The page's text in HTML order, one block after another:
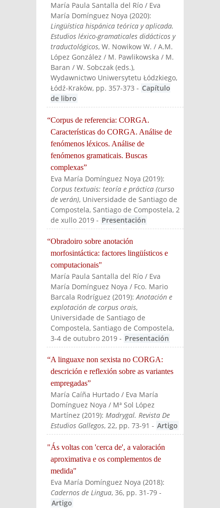
María Paula Santalla del Río / Eva
María Domínguez Noya (2020):
Lingüística hispánica teórica y aplicada.
Estudios léxico-gramaticales didácticos y
traductológicos, W. Nowikow W. / A.M.
López González / M. Pawlikowska / M.
Baran / W. Sobczak (eds.),
Wydawnictwo Uniwersytetu Łódzkiego,
Łódź-Kraków, pp. 357-373 - Capítulo
de libro
“Corpus de referencia: CORGA.
Características do CORGA. Análise de
fenómenos léxicos. Análise de
fenómenos gramaticais. Buscas
complexas”
Eva María Domínguez Noya (2019):
Corpus textuais: teoría e práctica (curso
de verán), Universidade de Santiago de
Compostela, Santiago de Compostela, 2
de xullo 2019- Presentación
“Obradoiro sobre anotación
morfosintáctica: factores lingüísticos e
computacionais"
María Paula Santalla del Río / Eva
María Domínguez Noya / Fco. Mario
Barcala Rodríguez (2019):Anotación e
explotación de corpus orais,
Universidade de Santiago de
Compostela, Santiago de Compostela,
3-4 de outubro 2019 - Presentación
“A linguaxe non sexista no CORGA:
descrición e reflexión sobre as variantes
empregadas”
María Caíña Hurtado / Eva María
Domínguez Noya / Mª Sol López
Martínez(2019):Madrygal. Revista De
Estudios Gallegos, 22, pp. 73-91- Artigo
"Ás voltas con 'cerca de', a valoración
aproximativa e os complementos de
medida"
Eva María Domínguez Noya (2018):
Cadernos de Lingua, 36, pp. 31-79 -
Artigo